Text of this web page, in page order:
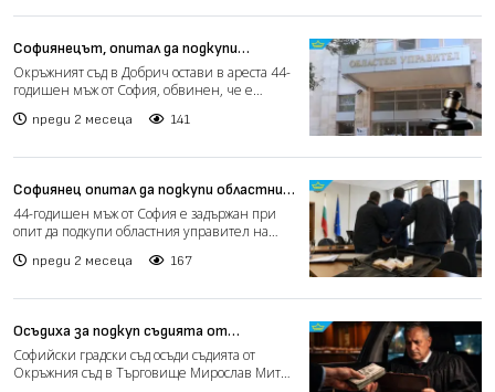
Софиянецът, опитал да подкупи
областния управител на Добрич, остава
в ареста
Окръжният съд в Добрич остави в ареста 44-
годишен мъж от София, обвинен, че е
преди 2 месеца 141
Софиянец опитал да подкупи областния
управител на Добрич с 40 000 евро
44-годишен мъж от София е задържан при
опит да подкупи областния управител на
преди 2 месеца 167
Осъдиха за подкуп съдията от
Търговище
Софийски градски съд осъди съдията от
Окръжния съд в Търговище Мирослав Митев